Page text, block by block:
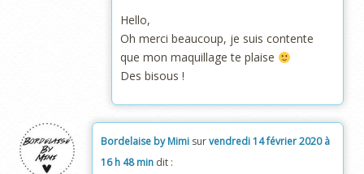
Hello,
Oh merci beaucoup, je suis contente
que mon maquillage te plaise
Des bisous !
Bordelaise by Mimi survendredi 14 février 2020 à
16 h 48 min dit :